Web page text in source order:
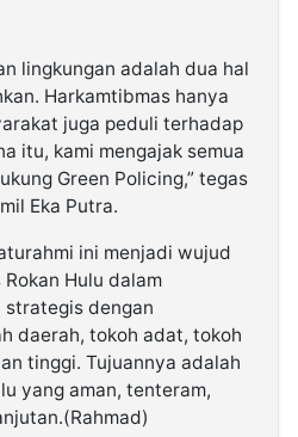
lingkungan adalah dua hal
Harkamtibmas hanya
juga peduli terhadap
itu, kami mengajak semua
Green Policing,” tegas
Eka Putra.
ini menjadi wujud
Hulu dalam
strategis dengan
daerah, tokoh adat, tokoh
tinggi. Tujuannya adalah
yang aman, tenteram,